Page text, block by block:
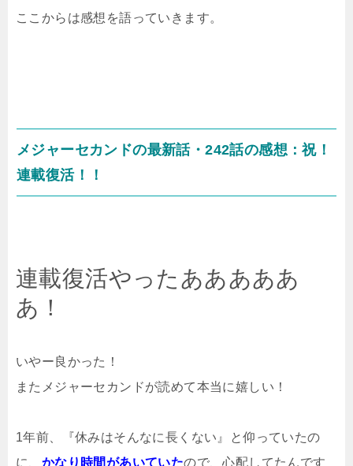
ここからは感想を語っていきます。
メジャーセカンドの最新話・242話の感想：祝！
連載復活！！
連載復活やったあああああ
あ！
いやー良かった！
またメジャーセカンドが読めて本当に嬉しい！
1年前、『休みはそんなに長くない』と仰っていたの
に、 かなり時間があいていたので、心配してたんです